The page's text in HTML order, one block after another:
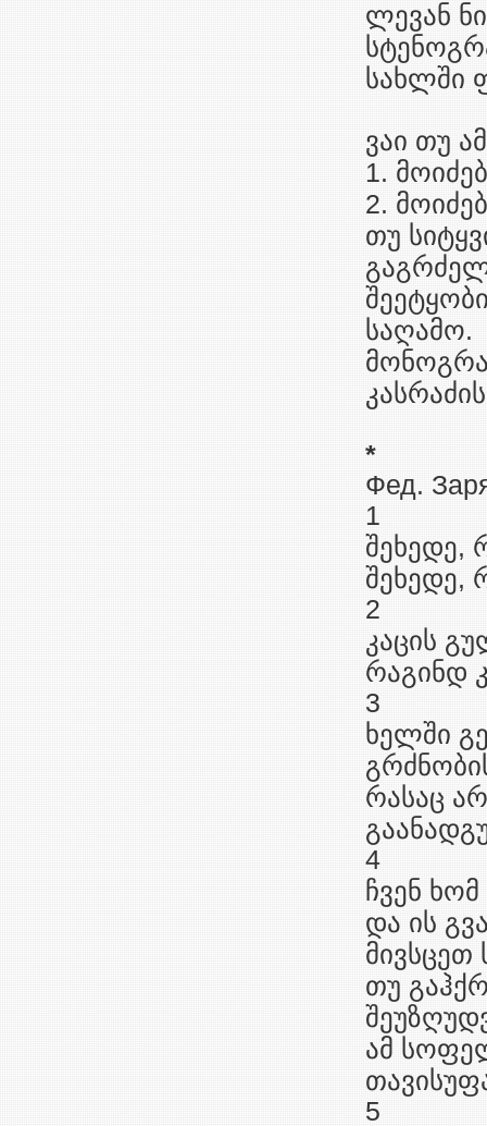
ლევან
სახლში
ვაი თუ
1.
2.
თუ
საღამო.
*
Фед.
1
შეხედე,
შეხედე,
2
კაცის
რაგინდ
3
ხელში
რასაც
4
ჩვენ
და ის
თუ
ამ
5